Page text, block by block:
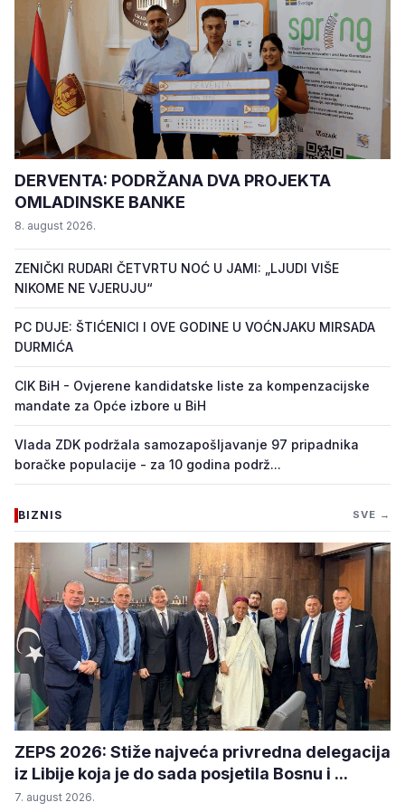
DERVENTA: PODRŽANA DVA PROJEKTA
OMLADINSKE BANKE
8. august 2026.
ZENIČKI RUDARI ČETVRTU NOĆ U JAMI: „LJUDI VIŠE
NIKOME NE VJERUJU“
PC DUJE: ŠTIĆENICI I OVE GODINE U VOĆNJAKU MIRSADA
DURMIĆA
CIK BiH - Ovjerene kandidatske liste za kompenzacijske
mandate za Opće izbore u BiH
Vlada ZDK podržala samozapošljavanje 97 pripadnika
boračke populacije - za 10 godina podrž...
BIZNIS SVE →
ZEPS 2026: Stiže najveća privredna delegacija
iz Libije koja je do sada posjetila Bosnu i ...
7. august 2026.